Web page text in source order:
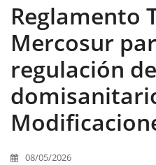
Reglamento
Mercosur
regulación
08/05/2026